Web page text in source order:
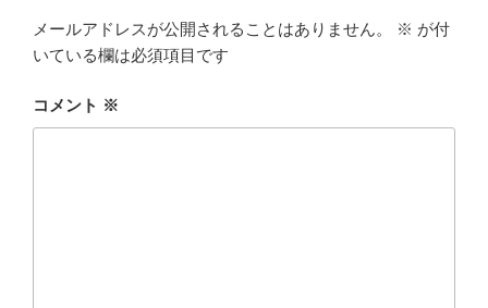
メールアドレスが公開されることはありません。 ※ が付
いている欄は必須項目です
コメント ※